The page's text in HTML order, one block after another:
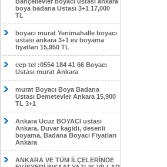
boya badana Ustası 3+1 17,000
TL
boyacı murat Yenimahalle boyacı
ustası ankara 3+1 ev boyama
fiyatları 15,950 TL
cep tel :0554 184 41 66 Boyacı
Ustası murat Ankara
murat Boyacı Boya Badana
Ustası Demetevler Ankara 15,900
TL 3+1
Ankara Ucuz BOYACI ustasi
Ankara, Duvar kagidi, desenli
boyama, Badana Boyaci Fiyatları
Ankara
ANKARA VE TÜM İLÇELERİNDE